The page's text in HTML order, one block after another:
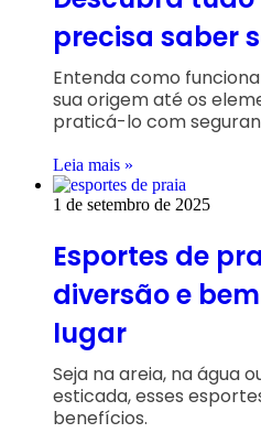
precisa saber
Entenda como
sua origem até os
praticá-lo com
Leia mais »
1 de setembro de 2025
Esportes de
diversão e
lugar
Seja na areia, na água
esticada, esses
benefícios.